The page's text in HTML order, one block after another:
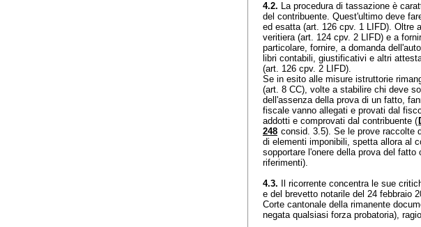
4.2. La procedura di tassazione è
del contribuente. Quest'ultimo deve
ed esatta (art. 126 cpv. 1 LIFD). Oltre
veritiera (art. 124 cpv. 2 LIFD) e a
particolare, fornire, a domanda
libri contabili, giustificativi e altri
(art. 126 cpv. 2 LIFD).
Se in esito alle misure istruttorie
(art. 8 CC), volte a stabilire chi deve
dell'assenza della prova di un fatto,
fiscale vanno allegati e provati dal
addotti e comprovati dal contribuente (
248 consid. 3.5). Se le prove raccolte
di elementi imponibili, spetta allora al
sopportare l'onere della prova del
riferimenti).
4.3. Il ricorrente concentra le sue
e del brevetto notarile del 24 febbraio
Corte cantonale della rimanente
negata qualsiasi forza probatoria),